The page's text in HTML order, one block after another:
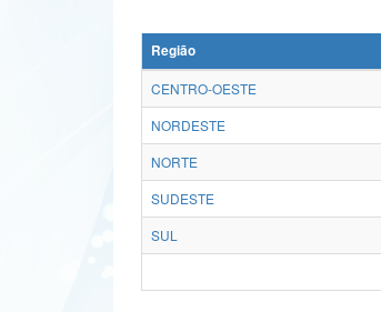
Região
CENTRO-OESTE
NORDESTE
NORTE
SUDESTE
SUL